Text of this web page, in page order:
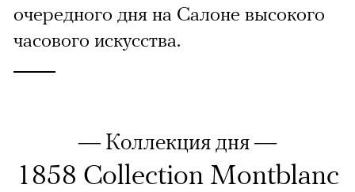
очередного дня на Салоне высокого
часового искусства.
— Коллекция дня —
1858 Collection Montblanc